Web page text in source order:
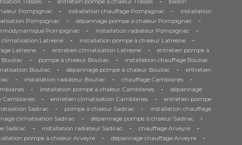
Pompignac - installation chauffage Pompignac -
installation
Pompignac - dépannage pompe à chaleur Pompignac -
Pompignac - installation radiateur Pompignac -
Latresne - installation pompe à chaleur Latresne -
Latresne - entretien climatisation Latresne -
entretien pompe à
- pompe à chaleur Bouliac - installation chauffage Bouliac
Bouliac - dépannage pompe à chaleur Bouliac -
entretien
- installation radiateur Bouliac - chauffage Camblanes -
- installation pompe à chaleur Camblanes -
dépannage
Camblanes - entretien climatisation Camblanes -
entretien pompe
Sadirac - pompe à chaleur Sadirac -
installation chauffage
climatisation Sadirac - dépannage pompe à chaleur Sadirac -
Sadirac - installation radiateur Sadirac - chauffage Arveyre -
pompe à chaleur Arveyre - dépannage chauffage Arveyre -